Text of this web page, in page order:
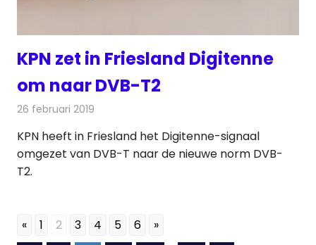
KPN zet in Friesland Digitenne
om naar DVB-T2
26 februari 2019
KPN heeft in Friesland het Digitenne-signaal
omgezet van DVB-T naar de nieuwe norm DVB-
T2.
« 1 2 3 4 5 6 »